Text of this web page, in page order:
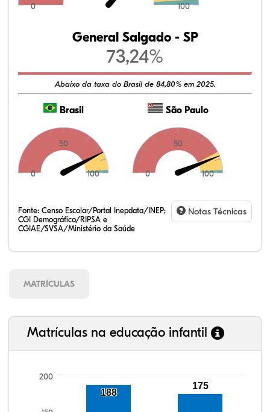
0 100
General Salgado - SP
73,24%
Abaixo da taxa do Brasil de 84,80% em 2025.
Brasil
0
50
100
São Paulo
0
50
100
Fonte: Censo Escolar/Portal Inepdata/INEP;
CGI Demográfico/RIPSA e
CGIAE/SVSA/Ministério da Saúde
Notas Técnicas
MATRÍCULAS
Matrículas na educação infantil
200
188
175
100,00%